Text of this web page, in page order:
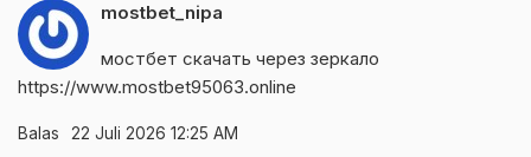
mostbet_nipa
мостбет скачать через зеркало
https://www.mostbet95063.online
Balas 22 Juli 2026 12:25 AM